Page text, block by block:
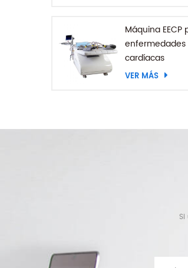
Máquina EECP
enfermedades
cardíacas
VER MÁS